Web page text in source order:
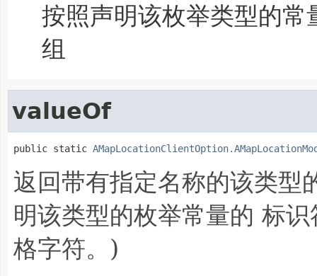
按照声明该枚举类型的
组
valueOf
public static
返回带有指定名称的该类型
明该类型的枚举常量的 标识
格字符。)